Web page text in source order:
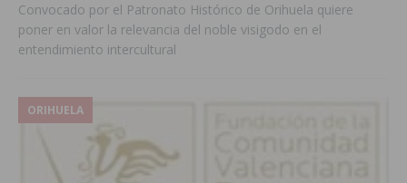
Convocado por el Patronato Histórico de Orihuela quiere
poner en valor la relevancia del noble visigodo en el
entendimiento intercultural
ORIHUELA